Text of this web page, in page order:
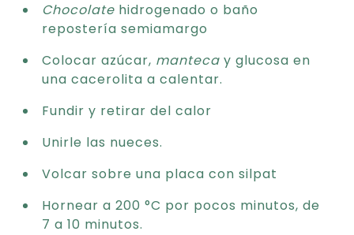
Chocolate hidrogenado o baño
repostería semiamargo
Colocar azúcar, manteca y glucosa en
una cacerolita a calentar.
Fundir y retirar del calor
Unirle las nueces.
Volcar sobre una placa con silpat
Hornear a 200 °C por pocos minutos, de
7 a 10 minutos.